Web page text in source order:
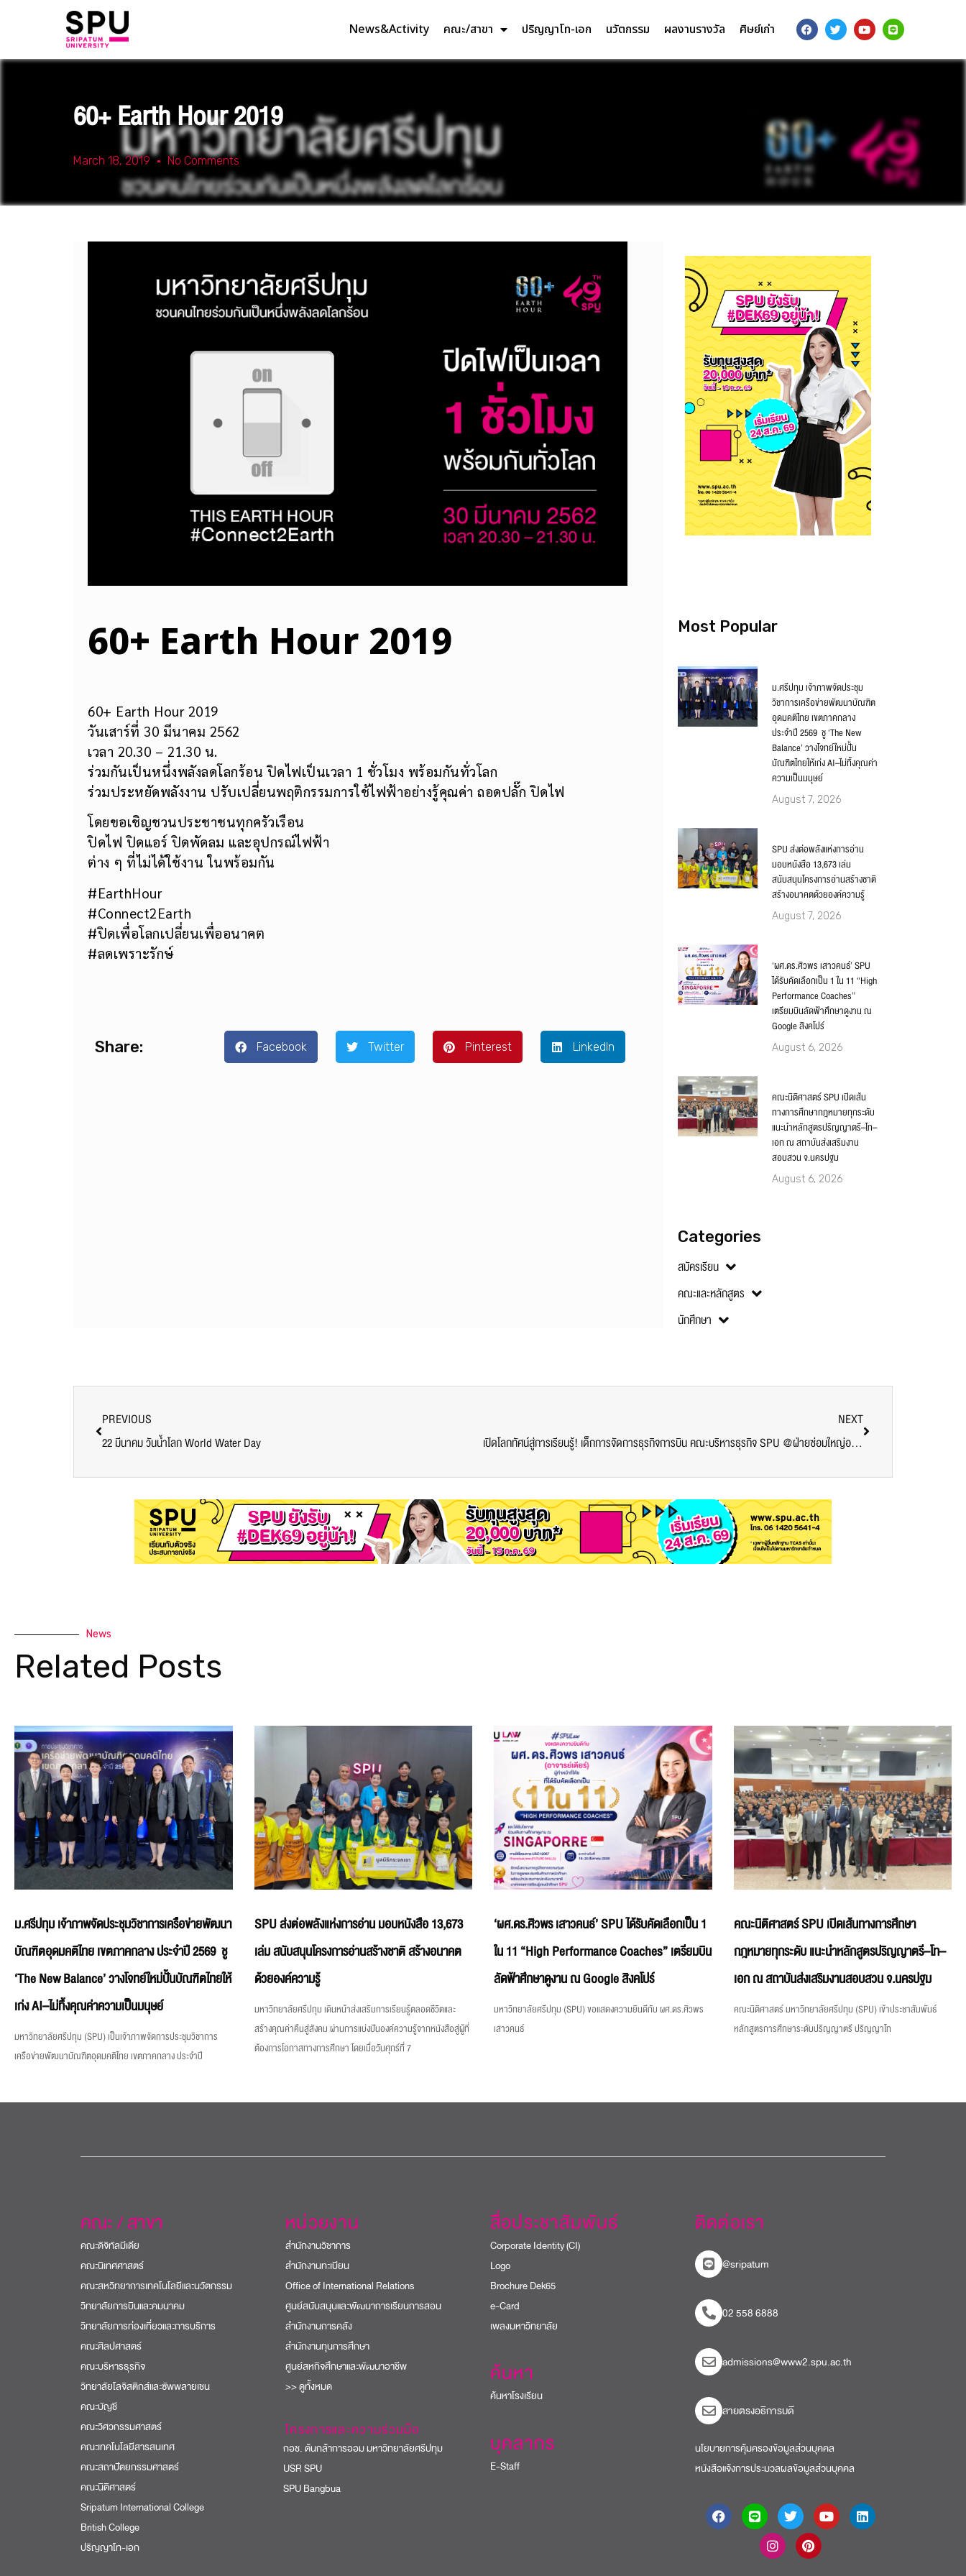
News&Activity คณะ/สาขา ปริญญาโท-เอก นวัตกรรม ผลงานรางวัล ศิษย์เก่า
60+ Earth Hour 2019
March 18, 2019 No Comments
60+ Earth Hour 2019
60+ Earth Hour 2019
วันเสาร์ที่ 30 มีนาคม 2562
เวลา 20.30 – 21.30 น.
ร่วมกันเป็นหนึ่งพลังลดโลกร้อน ปิดไฟเป็นเวลา 1 ชั่วโมง พร้อมกันทั่วโลก
ร่วมประหยัดพลังงาน ปรับเปลี่ยนพฤติกรรมการใช้ไฟฟ้าอย่างรู้คุณค่า ถอดปลั๊ก ปิดไฟ
โดยขอเชิญชวนประชาชนทุกครัวเรือน
ปิดไฟ ปิดแอร์ ปิดพัดลม และอุปกรณ์ไฟฟ้า
ต่าง ๆ ที่ไม่ได้ใช้งาน ในพร้อมกัน
#EarthHour
#Connect2Earth
#ปิดเพื่อโลกเปลี่ยนเพื่ออนาคต
#ลดเพราะรักษ์
Share: Facebook Twitter Pinterest LinkedIn
Most Popular
ม.ศรีปทุม เจ้าภาพจัดประชุม
วิชาการเครือข่ายพัฒนาบัณฑิต
อุดมคติไทย เขตภาคกลาง
ประจำปี 2569 ชู ‘The New
Balance’ วางโจทย์ใหม่ปั้น
บัณฑิตไทยให้เก่ง AI–ไม่ทิ้งคุณค่า
ความเป็นมนุษย์
August 7, 2026
SPU ส่งต่อพลังแห่งการอ่าน
มอบหนังสือ 13,673 เล่ม
สนับสนุนโครงการอ่านสร้างชาติ
สร้างอนาคตด้วยองค์ความรู้
August 7, 2026
‘ผศ.ดร.ศิวพร เสาวคนธ์’ SPU
ได้รับคัดเลือกเป็น 1 ใน 11 “High
Performance Coaches”
เตรียมบินลัดฟ้าศึกษาดูงาน ณ
Google สิงคโปร์
August 6, 2026
คณะนิติศาสตร์ SPU เปิดเส้น
ทางการศึกษากฎหมายทุกระดับ
แนะนำหลักสูตรปริญญาตรี–โท–
เอก ณ สถาบันส่งเสริมงาน
สอบสวน จ.นครปฐม
August 6, 2026
Categories
สมัครเรียน
คณะและหลักสูตร
นักศึกษา
PREVIOUS
22 มีนาคม วันน้ำโลก World Water Day
NEXT
เปิดโลกทัศน์สู่การเรียนรู้! เด็กการจัดการธุรกิจการบิน คณะบริหารธุรกิจ SPU @ฝ่ายซ่อมใหญ่อากาศยาน อู่ตะเภา บริษัท การบินไทย จำกัด (มหาชน)
News
Related Posts
ม.ศรีปทุม เจ้าภาพจัดประชุมวิชาการเครือข่ายพัฒนา
บัณฑิตอุดมคติไทย เขตภาคกลาง ประจำปี 2569 ชู
‘The New Balance’ วางโจทย์ใหม่ปั้นบัณฑิตไทยให้
เก่ง AI–ไม่ทิ้งคุณค่าความเป็นมนุษย์
มหาวิทยาลัยศรีปทุม (SPU) เป็นเจ้าภาพจัดการประชุมวิชาการ
เครือข่ายพัฒนาบัณฑิตอุดมคติไทย เขตภาคกลาง ประจำปี
SPU ส่งต่อพลังแห่งการอ่าน มอบหนังสือ 13,673
เล่ม สนับสนุนโครงการอ่านสร้างชาติ สร้างอนาคต
ด้วยองค์ความรู้
มหาวิทยาลัยศรีปทุม เดินหน้าส่งเสริมการเรียนรู้ตลอดชีวิตและ
สร้างคุณค่าคืนสู่สังคม ผ่านการแบ่งปันองค์ความรู้จากหนังสือสู่ผู้ที่
ต้องการโอกาสทางการศึกษา โดยเมื่อวันศุกร์ที่ 7
‘ผศ.ดร.ศิวพร เสาวคนธ์’ SPU ได้รับคัดเลือกเป็น 1
ใน 11 “High Performance Coaches” เตรียมบิน
ลัดฟ้าศึกษาดูงาน ณ Google สิงคโปร์
มหาวิทยาลัยศรีปทุม (SPU) ขอแสดงความยินดีกับ ผศ.ดร.ศิวพร
เสาวคนธ์
คณะนิติศาสตร์ SPU เปิดเส้นทางการศึกษา
กฎหมายทุกระดับ แนะนำหลักสูตรปริญญาตรี–โท–
เอก ณ สถาบันส่งเสริมงานสอบสวน จ.นครปฐม
คณะนิติศาสตร์ มหาวิทยาลัยศรีปทุม (SPU) เข้าประชาสัมพันธ์
หลักสูตรการศึกษาระดับปริญญาตรี ปริญญาโท
คณะ / สาขา
คณะดิจิทัลมีเดีย
คณะนิเทศศาสตร์
คณะสหวิทยาการเทคโนโลยีและนวัตกรรม
วิทยาลัยการบินและคมนาคม
วิทยาลัยการท่องเที่ยวและการบริการ
คณะศิลปศาสตร์
คณะบริหารธุรกิจ
วิทยาลัยโลจิสติกส์และซัพพลายเชน
คณะบัญชี
คณะวิศวกรรมศาสตร์
คณะเทคโนโลยีสารสนเทศ
คณะสถาปัตยกรรมศาสตร์
คณะนิติศาสตร์
Sripatum International College
British College
ปริญญาโท-เอก
หน่วยงาน
สำนักงานวิชาการ
สำนักงานทะเบียน
Office of International Relations
ศูนย์สนับสนุนและพัฒนาการเรียนการสอน
สำนักงานการคลัง
สำนักงานทุนการศึกษา
ศูนย์สหกิจศึกษาและพัฒนาอาชีพ
>> ดูทั้งหมด
โครงการและความร่วมมือ
กอช. ต้นกล้าการออม มหาวิทยาลัยศรีปทุม
USR SPU
SPU Bangbua
สื่อประชาสัมพันธ์
Corporate Identity (CI)
Logo
Brochure Dek65
e-Card
เพลงมหาวิทยาลัย
ค้นหา
ค้นหาโรงเรียน
บุคลากร
E-Staff
ติดต่อเรา
@sripatum
02 558 6888
admissions@www2.spu.ac.th
สายตรงอธิการบดี​
นโยบายการคุ้มครองข้อมูลส่วนบุคคล
หนังสือแจ้งการประมวลผลข้อมูลส่วนบุคคล